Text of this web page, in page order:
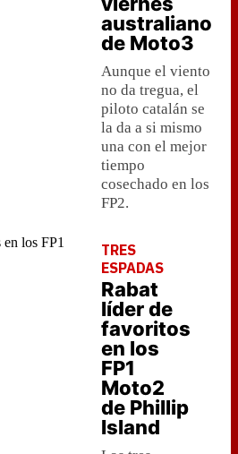
australiano
de Moto3
Aunque el viento
no da tregua, el
piloto catalán se
la da a si mismo
una con el mejor
tiempo
cosechado en los
FP2.
TRES
ESPADAS
Rabat
líder de
favoritos
en los
FP1
Moto2
de Phillip
Island